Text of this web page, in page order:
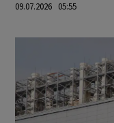
09.07.2026 05:55